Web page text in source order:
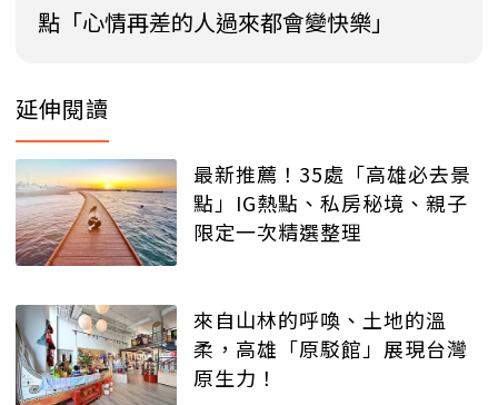
點「心情再差的人過來都會變快樂」
延伸閱讀
最新推薦！35處「高雄必去景
點」IG熱點、私房秘境、親子
限定一次精選整理
來自山林的呼喚、土地的溫
柔，高雄「原駁館」展現台灣
原生力！